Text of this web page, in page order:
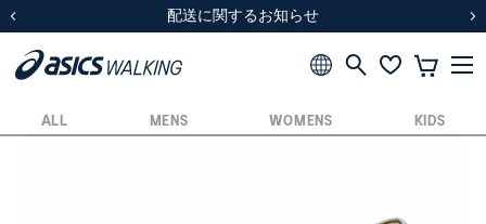
スクスク（SUKU2）価格改定のお知らせ
配送に関するお知らせ
スクスク（SUKU2）価格改定のお知らせ
配送に関するお知らせ
ALL MENS WOMENS KIDS